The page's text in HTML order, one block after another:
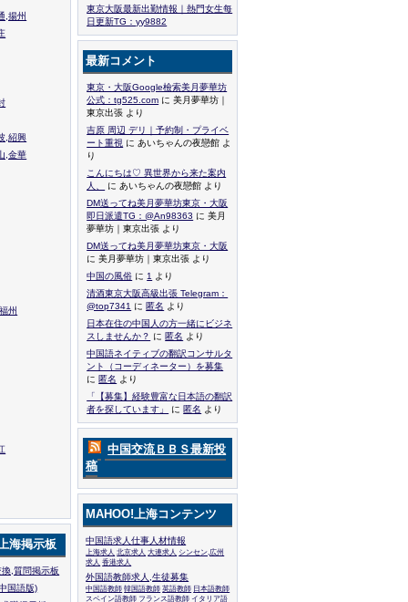
,揚州
,紹興
,金華
州
海掲示板
,質問掲示板
国語版)
東京大阪最新出勤情報｜熱門女生每
日更新TG：yy9882
最新コメント
東京・大阪Google檢索美月夢華坊
公式：tg525.com に 美月夢華坊｜
東京出張 より
吉原 周辺 デリ｜予約制・プライベ
ート重視 に あいちゃんの夜戀館 よ
り
こんにちは♡ 異世界から来た案内
人、
に あいちゃんの夜戀館 より
DM送ってね美月夢華坊東京・大阪
即日派遣TG：@An98363 に 美月
夢華坊｜東京出張 より
DM送ってね美月夢華坊東京・大阪
に 美月夢華坊｜東京出張 より
中国の風俗 に 1
より
清酒東京大阪高級出張 Telegram：
@top7341 に 匿名 より
日本在住の中国人の方一緒にビジネ
スしませんか？ に 匿名 より
中国語ネイティブの翻訳コンサルタ
ント（コーディネーター）を募集
に 匿名 より
「【募集】経験豊富な日本語の翻訳
者を探しています」
に 匿名 より
中国交流ＢＢＳ最新投
稿
MAHOO!上海コンテンツ
中国語求人仕事人材情報
上海求人 北京求人 大連求人 シンセン,広州
求人 香港求人
外国語教師求人,生徒募集
中国語教師 韓国語教師 英語教師 日本語教師
スペイン語教師 フランス語教師 イタリア語